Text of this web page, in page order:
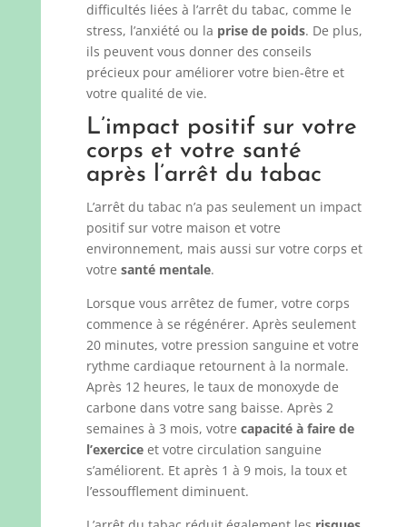
difficultés liées à l’arrêt du tabac, comme le
stress, l’anxiété ou la prise de poids. De plus,
ils peuvent vous donner des conseils
précieux pour améliorer votre bien-être et
votre qualité de vie.
L’impact positif sur votre
corps et votre santé
après l’arrêt du tabac
L’arrêt du tabac n’a pas seulement un impact
positif sur votre maison et votre
environnement, mais aussi sur votre corps et
votre santé mentale.
Lorsque vous arrêtez de fumer, votre corps
commence à se régénérer. Après seulement
20 minutes, votre pression sanguine et votre
rythme cardiaque retournent à la normale.
Après 12 heures, le taux de monoxyde de
carbone dans votre sang baisse. Après 2
semaines à 3 mois, votre capacité à faire de
l’exerciceet votre circulation sanguine
s’améliorent. Et après 1 à 9 mois, la toux et
l’essoufflement diminuent.